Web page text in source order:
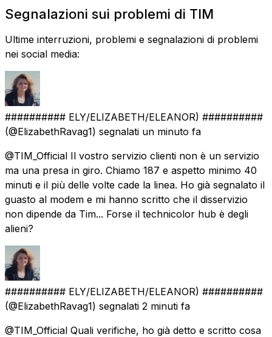
Segnalazioni sui problemi di TIM
Ultime interruzioni, problemi e segnalazioni di problemi
nei social media:
########## ELY/ELIZABETH/ELEANOR) ##########
(@ElizabethRavag1) segnalati un minuto fa
@TIM_Official Il vostro servizio clienti non è un servizio
ma una presa in giro. Chiamo 187 e aspetto minimo 40
minuti e il più delle volte cade la linea. Ho già segnalato il
guasto al modem e mi hanno scritto che il disservizio
non dipende da Tim... Forse il technicolor hub è degli
alieni?
########## ELY/ELIZABETH/ELEANOR) ##########
(@ElizabethRavag1) segnalati 2 minuti fa
@TIM_Official Quali verifiche, ho già detto e scritto cosa